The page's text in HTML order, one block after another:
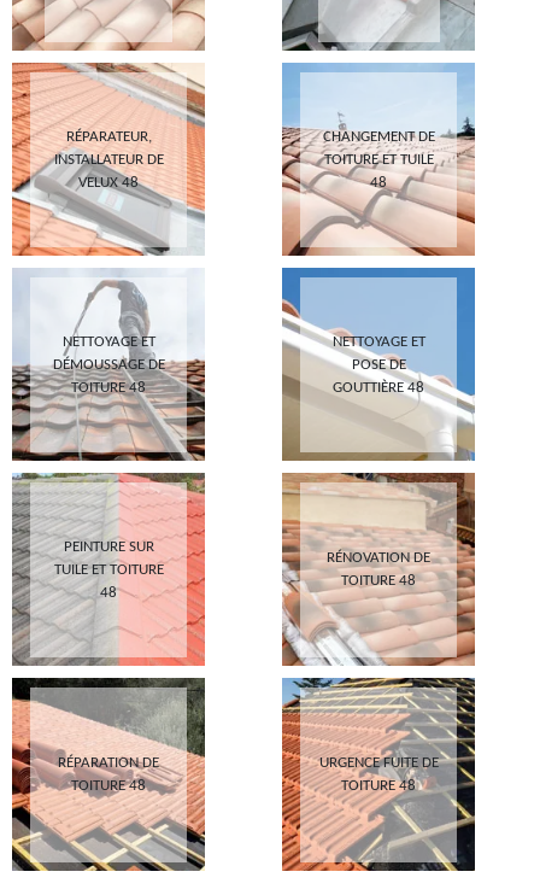
RÉPARATEUR,
INSTALLATEUR DE
VELUX 48
CHANGEMENT DE
TOITURE ET TUILE
48
NETTOYAGE ET
DÉMOUSSAGE DE
TOITURE 48
NETTOYAGE ET
POSE DE
GOUTTIÈRE 48
PEINTURE SUR
TUILE ET TOITURE
48
RÉNOVATION DE
TOITURE 48
RÉPARATION DE
TOITURE 48
URGENCE FUITE DE
TOITURE 48